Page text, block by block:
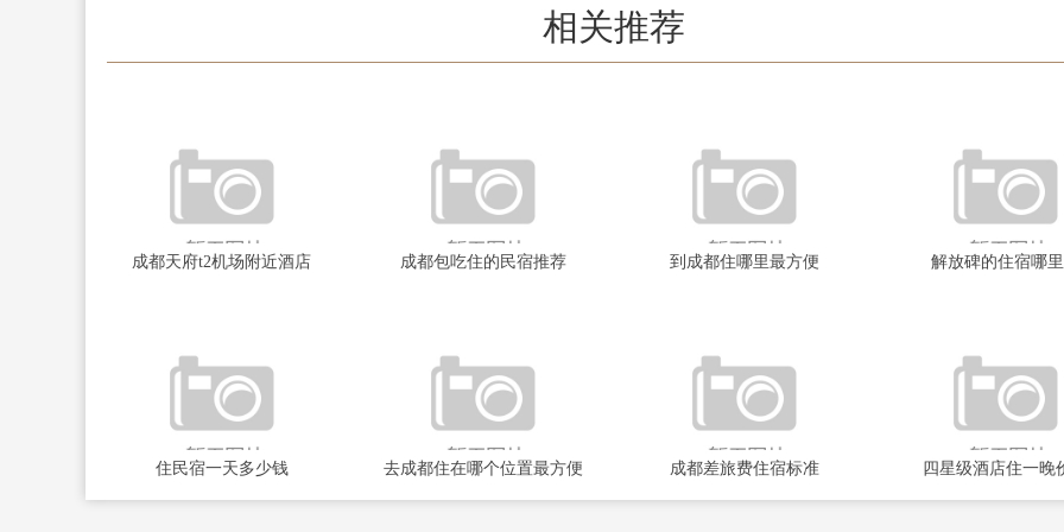
相关推荐
成都天府t2机场附近酒店 成都包吃住的民宿推荐 到成都住哪里最方便 解放碑的住宿哪
住民宿一天多少钱 去成都住在哪个位置最方便 成都差旅费住宿标准 四星级酒店住一晚